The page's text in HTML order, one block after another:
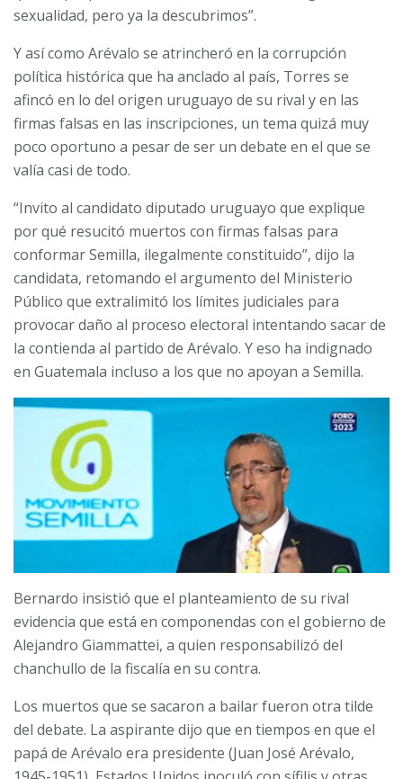
sexualidad, pero ya la descubrimos”.
Y así como Arévalo se atrincheró en la corrupción
política histórica que ha anclado al país, Torres se
afincó en lo del origen uruguayo de su rival y en las
firmas falsas en las inscripciones, un tema quizá muy
poco oportuno a pesar de ser un debate en el que se
valía casi de todo.
“Invito al candidato diputado uruguayo que explique
por qué resucitó muertos con firmas falsas para
conformar Semilla, ilegalmente constituido”, dijo la
candidata, retomando el argumento del Ministerio
Público que extralimitó los límites judiciales para
provocar daño al proceso electoral intentando sacar de
la contienda al partido de Arévalo. Y eso ha indignado
en Guatemala incluso a los que no apoyan a Semilla.
Bernardo insistió que el planteamiento de su rival
evidencia que está en componendas con el gobierno de
Alejandro Giammattei, a quien responsabilizó del
chanchullo de la fiscalía en su contra.
Los muertos que se sacaron a bailar fueron otra tilde
del debate. La aspirante dijo que en tiempos en que el
papá de Arévalo era presidente (Juan José Arévalo,